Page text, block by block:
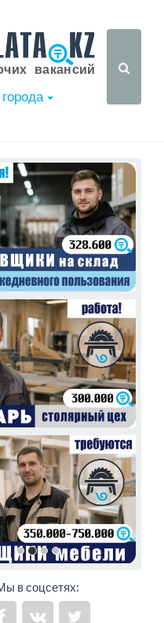
в соцсетях: